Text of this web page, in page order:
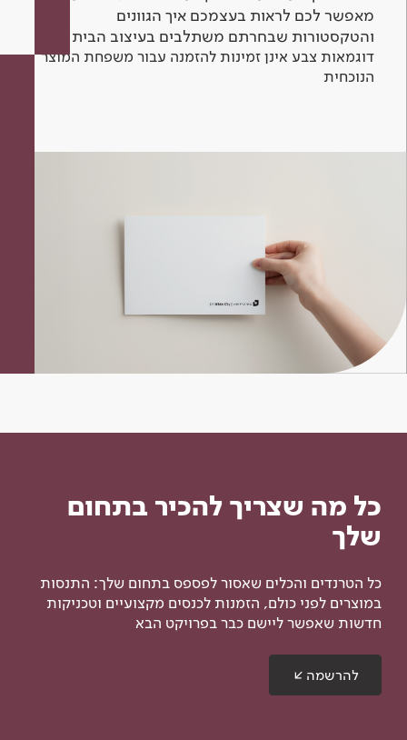
מאפשר לכם לראות בעצמכם איך הגוונים
והטקסטורות שבחרתם משתלבים בעיצוב הבית.
דוגמאות צבע אינן זמינות להזמנה עבור משפחת המוצר
הנוכחית
כל מה שצריך להכיר בתחום
שלך
כל הטרנדים והכלים שאסור לפספס בתחום שלך: התנסות
במוצרים לפני כולם, הזמנות לכנסים מקצועיים וטכניקות
חדשות שאפשר ליישם כבר בפרויקט הבא
להרשמה